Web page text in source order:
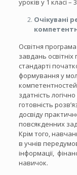
уроків у 1 класі
Очікувані
Освітня
завдань
стандарті
формування у
здатність
готовність
досвіду
повсякденних
Крім того,
в учнів
інформації,
навичок.